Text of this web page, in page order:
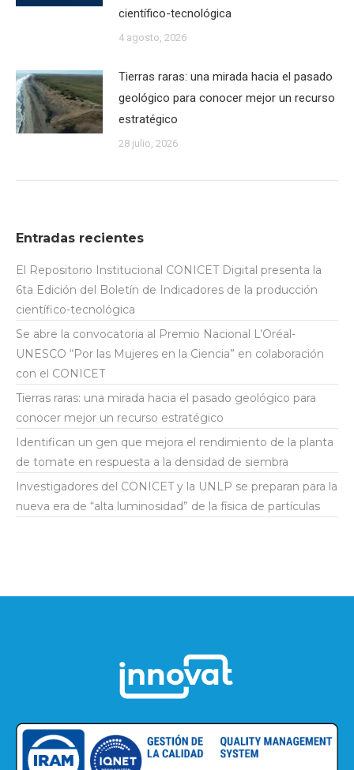
científico-tecnológica
4 agosto, 2026
Tierras raras: una mirada hacia el pasado
geológico para conocer mejor un recurso
estratégico
28 julio, 2026
Entradas recientes
El Repositorio Institucional CONICET Digital presenta la
6ta Edición del Boletín de Indicadores de la producción
científico-tecnológica
Se abre la convocatoria al Premio Nacional L’Oréal-
UNESCO “Por las Mujeres en la Ciencia” en colaboración
con el CONICET
Tierras raras: una mirada hacia el pasado geológico para
conocer mejor un recurso estratégico
Identifican un gen que mejora el rendimiento de la planta
de tomate en respuesta a la densidad de siembra
Investigadores del CONICET y la UNLP se preparan para la
nueva era de “alta luminosidad” de la física de partículas